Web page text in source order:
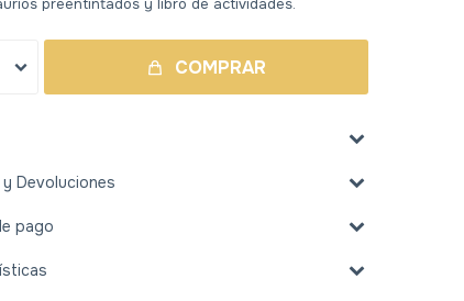
preentintados y libro de actividades.
COMPRAR
Devoluciones
pago